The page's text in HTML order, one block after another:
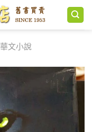
華文小說